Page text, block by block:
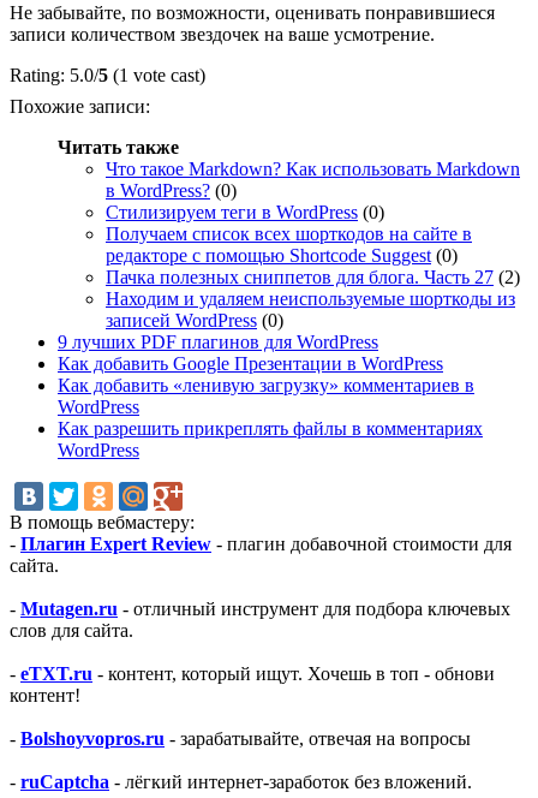
Не забывайте, по возможности, оценивать понравившиеся
записи количеством звездочек на ваше усмотрение.
Rating: 5.0/5 (1 vote cast)
Похожие записи:
Читать также
Что такое Markdown? Как использовать Markdown
в WordPress? (0)
Стилизируем теги в WordPress (0)
Получаем список всех шорткодов на сайте в
редакторе с помощью Shortcode Suggest (0)
Пачка полезных сниппетов для блога. Часть 27 (2)
Находим и удаляем неиспользуемые шорткоды из
записей WordPress (0)
9 лучших PDF плагинов для WordPress
Как добавить Google Презентации в WordPress
Как добавить «ленивую загрузку» комментариев в
WordPress
Как разрешить прикреплять файлы в комментариях
WordPress
В помощь вебмастеру:
- Плагин Expert Review - плагин добавочной стоимости для
сайта.
- Mutagen.ru - отличный инструмент для подбора ключевых
слов для сайта.
- eTXT.ru - контент, который ищут. Хочешь в топ - обнови
контент!
- Bolshoyvopros.ru - зарабатывайте, отвечая на вопросы
- ruCaptcha - лёгкий интернет-заработок без вложений.